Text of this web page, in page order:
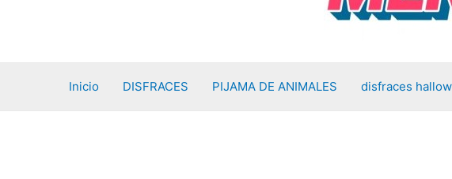
Inicio DISFRACES PIJAMA DE ANIMALES disfraces